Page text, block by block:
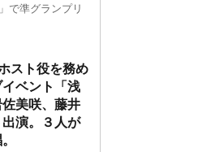
で準グランプリ
スト役を務め
ベント「浅
美咲、藤井
演。３人が